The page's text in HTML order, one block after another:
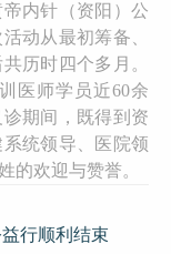
内针（资阳）公
动从最初筹备、
历时四个多月。
医师学员近60余
期间，既得到资
统领导、医院领
的欢迎与赞誉。
行顺利结束